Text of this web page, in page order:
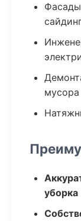
мусора
уборка